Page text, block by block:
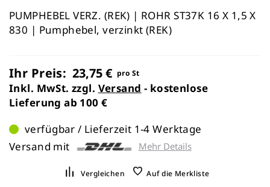
PUMPHEBEL VERZ. (REK) | ROHR ST37K 16 X 1,5 X
830 | Pumphebel, verzinkt (REK)
Ihr Preis: 23,75 € pro St
Inkl. MwSt. zzgl. Versand - kostenlose
Lieferung ab 100 €
verfügbar / Lieferzeit 1-4 Werktage
Versand mit
Mehr Details
Vergleichen Auf die Merkliste